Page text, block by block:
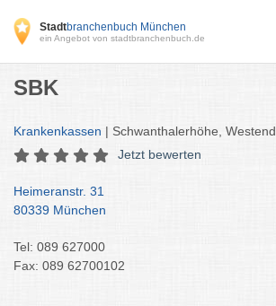
Stadtbranchenbuch München
ein Angebot von stadtbranchenbuch.de
SBK
Krankenkassen | Schwanthalerhöhe, Westend
Jetzt bewerten
Heimeranstr. 31
80339 München
Tel: 089 627000
Fax: 089 62700102